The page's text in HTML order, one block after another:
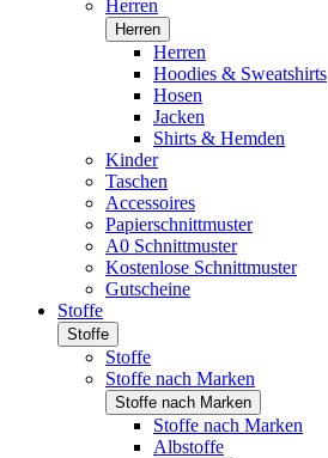
Herren
Herren
Herren
Hoodies & Sweatshirts
Hosen
Jacken
Shirts & Hemden
Kinder
Taschen
Accessoires
Papierschnittmuster
A0 Schnittmuster
Kostenlose Schnittmuster
Gutscheine
Stoffe
Stoffe
Stoffe
Stoffe nach Marken
Stoffe nach Marken
Stoffe nach Marken
Albstoffe